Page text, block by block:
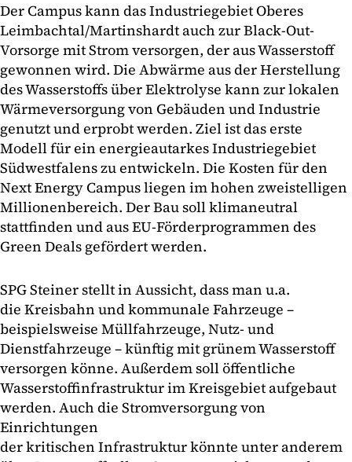
Der Campus kann das Industriegebiet Oberes
Leimbachtal/Martinshardt auch zur Black-Out-
Vorsorge mit Strom versorgen, der aus Wasserstoff
gewonnen wird. Die Abwärme aus der Herstellung
des Wasserstoffs über Elektrolyse kann zur lokalen
Wärmeversorgung von Gebäuden und Industrie
genutzt und erprobt werden. Ziel ist das erste
Modell für ein energieautarkes Industriegebiet
Südwestfalens zu entwickeln. Die Kosten für den
Next Energy Campus liegen im hohen zweistelligen
Millionenbereich. Der Bau soll klimaneutral
stattfinden und aus EU-Förderprogrammen des
Green Deals gefördert werden.
SPG Steiner stellt in Aussicht, dass man u.a.
die Kreisbahn und kommunale Fahrzeuge –
beispielsweise Müllfahrzeuge, Nutz- und
Dienstfahrzeuge – künftig mit grünem Wasserstoff
versorgen könne. Außerdem soll öffentliche
Wasserstoffinfrastruktur im Kreisgebiet aufgebaut
werden. Auch die Stromversorgung von
Einrichtungen
der kritischen Infrastruktur könnte unter anderem